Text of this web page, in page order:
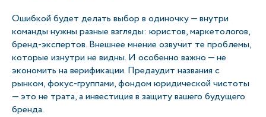
Ошибкой будет делать выбор в одиночку — внутри
команды нужны разные взгляды: юристов, маркетологов,
бренд-экспертов. Внешнее мнение озвучит те проблемы,
которые изнутри не видны. И особенно важно — не
экономить на верификации. Предаудит названия с
рынком, фокус-группами, фондом юридической чистоты
— это не трата, а инвестиция в защиту вашего будущего
бренда.